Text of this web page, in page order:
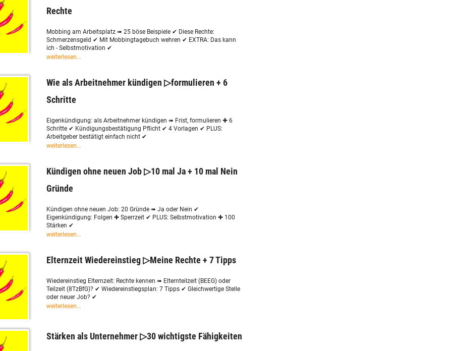
Rechte
Mobbing am Arbeitsplatz ➠ 25 böse Beispiele ✔ Diese Rechte:
Schmerzensgeld ✔ Mit Mobbingtagebuch wehren ✔ EXTRA: Das kann
ich - Selbstmotivation ✔
weiterlesen...
Wie als Arbeitnehmer kündigen ▷formulieren + 6
Schritte
Eigenkündigung: als Arbeitnehmer kündigen ➠ Frist, formulieren ✚ 6
Schritte ✔ Kündigungsbestätigung Pflicht ✔ 4 Vorlagen ✔ PLUS:
Arbeitgeber bestätigt einfach nicht ✔
weiterlesen...
Kündigen ohne neuen Job ▷10 mal Ja + 10 mal Nein
Gründe
Kündigen ohne neuen Job: 20 Gründe ➠ Ja oder Nein ✔
Eigenkündigung: Folgen ✚ Sperrzeit ✔ PLUS: Selbstmotivation ✚ 100
Stärken ✔
weiterlesen...
Elternzeit Wiedereinstieg ▷Meine Rechte + 7 Tipps
Wiedereinstieg Elternzeit: Rechte kennen ➠ Elternteilzeit (BEEG) oder
Teilzeit (8TzBfG)? ✔ Wiedereinstiegsplan: 7 Tipps ✔ Gleichwertige Stelle
oder neuer Job? ✔
weiterlesen...
Stärken als Unternehmer ▷30 wichtigste Fähigkeiten